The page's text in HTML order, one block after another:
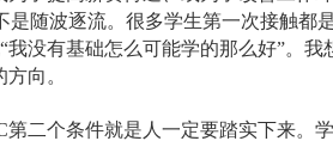
随波逐流。很多学生第一次接触都
没有基础怎么可能学的那么好”。我
向。
个条件就是人一定要踏实下来。